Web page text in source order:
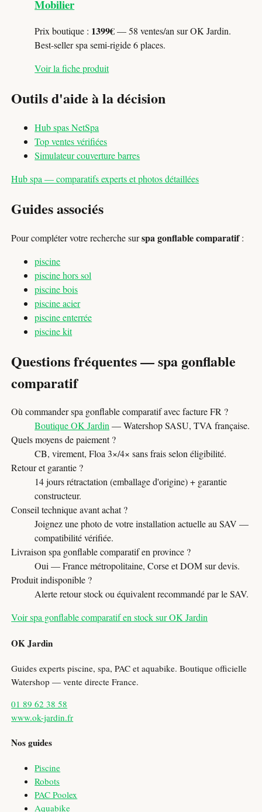
Mobilier
Prix boutique : 1399€— 58 ventes/an sur OK Jardin.
Best-seller spa semi-rigide 6 places.
Voir la fiche produit
Outils d'aide à la décision
Hub spas NetSpa
Top ventes vérifiées
Simulateur couverture barres
Hub spa — comparatifs experts et photos détaillées
Guides associés
Pour compléter votre recherche surspa gonflable comparatif:
piscine
piscine hors sol
piscine bois
piscine acier
piscine enterrée
piscine kit
Questions fréquentes — spa gonflable
comparatif
Où commander spa gonflable comparatif avec facture FR ?
Boutique OK Jardin— Watershop SASU, TVA française.
Quels moyens de paiement ?
CB, virement, Floa 3×/4× sans frais selon éligibilité.
Retour et garantie ?
14 jours rétractation (emballage d'origine) + garantie
constructeur.
Conseil technique avant achat ?
Joignez une photo de votre installation actuelle au SAV —
compatibilité vérifiée.
Livraison spa gonflable comparatif en province ?
Oui — France métropolitaine, Corse et DOM sur devis.
Produit indisponible ?
Alerte retour stock ou équivalent recommandé par le SAV.
Voir spa gonflable comparatif en stock sur OK Jardin
OK Jardin
Guides experts piscine, spa, PAC et aquabike. Boutique officielle
Watershop — vente directe France.
01 89 62 38 58
www.ok-jardin.fr
Nos guides
Piscine
Robots
PAC Poolex
Aquabike